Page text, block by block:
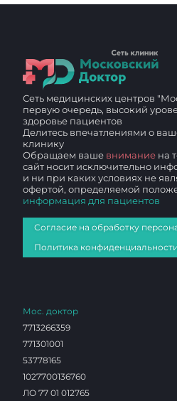
Сеть медицинских центров
первую очередь, высокий
здоровье пациентов
Делитесь впечатлениями о
клинику
Обращаем ваше внимание на
сайт носит исключительно
и ни при каких условиях не
офертой, определяемой
информация для пациентов
Согласие на обработку
Политика конфиденциальности
Мос. доктор
7713266359
771301001
53778165
1027700136760
ЛО 77 01 012765